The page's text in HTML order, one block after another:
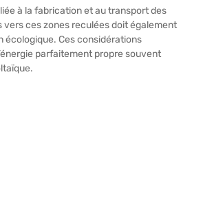
à la fabrication et au transport des
vers ces zones reculées doit également
écologique. Ces considérations
parfaitement propre souvent